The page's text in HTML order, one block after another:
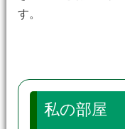
す。
私の部